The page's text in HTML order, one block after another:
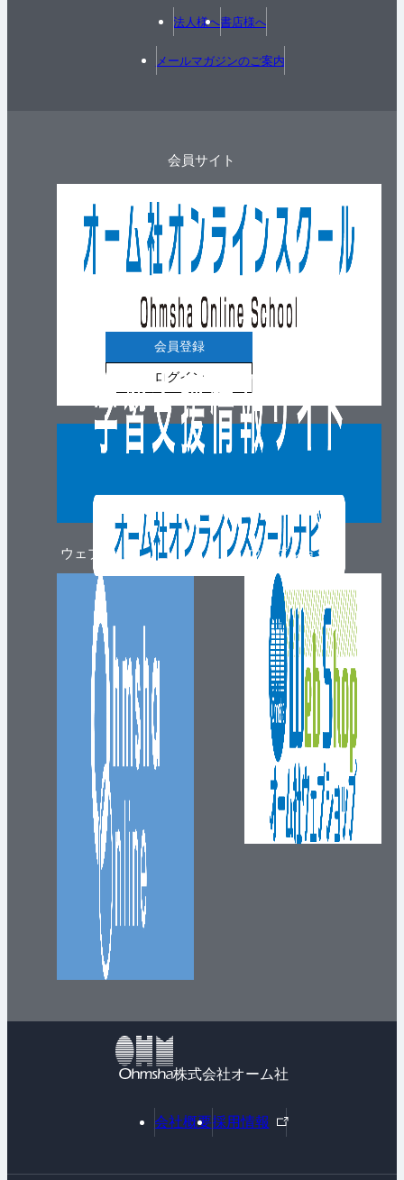
法人様へ書店様へ
メールマガジンのご案内
ウェブマガジン
会員サイト
会員登録
ログイン
ウェブショップ
株式会社オーム社
会社概要採用情報
外
部